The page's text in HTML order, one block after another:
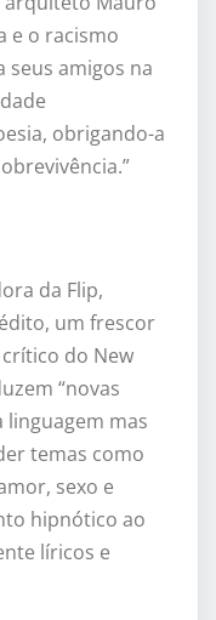
e o racismo
seus amigos na
obrigando-a
da Flip,
um frescor
do New
“novas
linguagem mas
temas como
sexo e
hipnótico ao
líricos e